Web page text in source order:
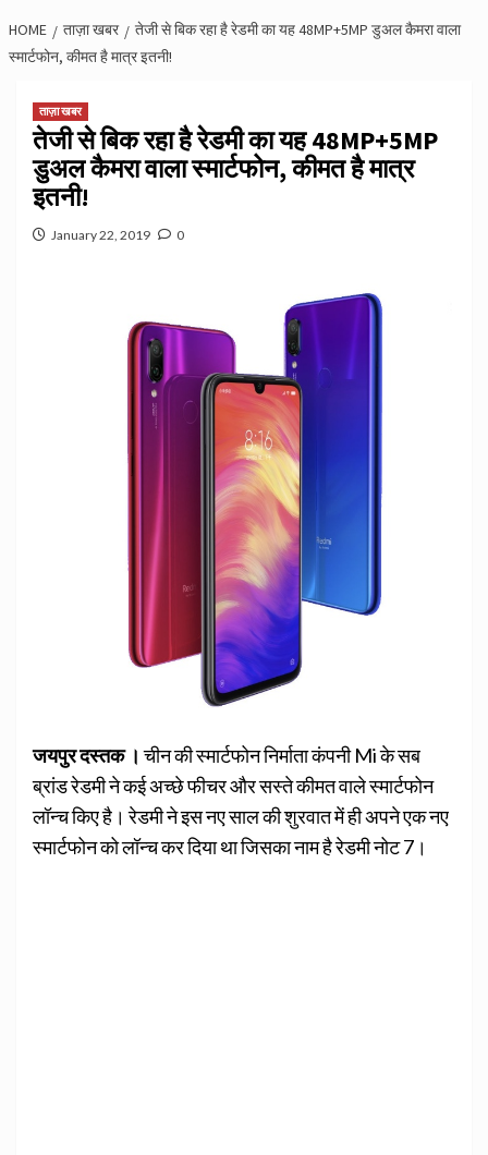
HOME ताज़ा खबर
तेजी से बिक रहा है रेडमी का यह 48MP+5MP डुअल कैमरा वाला
स्मार्टफोन, कीमत है मात्र इतनी!
ताज़ा खबर
तेजी से बिक रहा है रेडमी का यह 48MP+5MP
डुअल कैमरा वाला स्मार्टफोन, कीमत है मात्र
इतनी!
January 22, 2019 0
जयपुर दस्तक । चीन की स्मार्टफोन निर्माता कंपनी Mi के सब
ब्रांड रेडमी ने कई अच्छे फीचर और सस्ते कीमत वाले स्मार्टफोन
लॉन्च किए है। रेडमी ने इस नए साल की शुरवात में ही अपने एक नए
स्मार्टफोन को लॉन्च कर दिया था जिसका नाम है रेडमी नोट 7।